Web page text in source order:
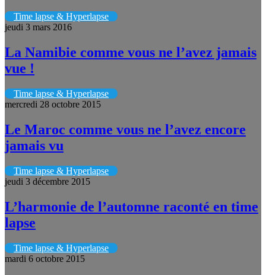
Time lapse & Hyperlapse
jeudi 3 mars 2016
La Namibie comme vous ne l’avez jamais
vue !
Time lapse & Hyperlapse
mercredi 28 octobre 2015
Le Maroc comme vous ne l’avez encore
jamais vu
Time lapse & Hyperlapse
jeudi 3 décembre 2015
L’harmonie de l’automne raconté en time
lapse
Time lapse & Hyperlapse
mardi 6 octobre 2015